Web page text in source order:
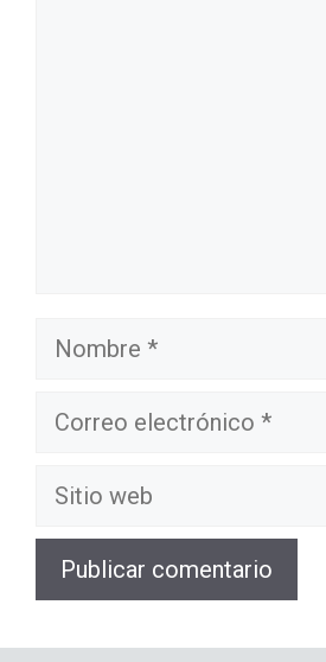
Nombre
Correo
Sitio